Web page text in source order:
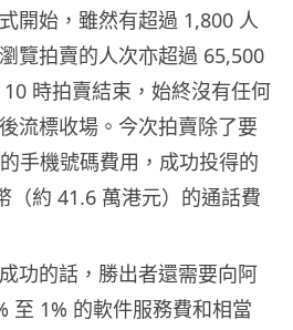
開始，雖然有超過 1,800 人
覽拍賣的人次亦超過 65,500
時拍賣結束，始終沒有任何
流標收場。今次拍賣除了要
手機號碼費用，成功投得的
（約 41.6 萬港元）的通話費
功的話，勝出者還需要向阿
至 1% 的軟件服務費和相當